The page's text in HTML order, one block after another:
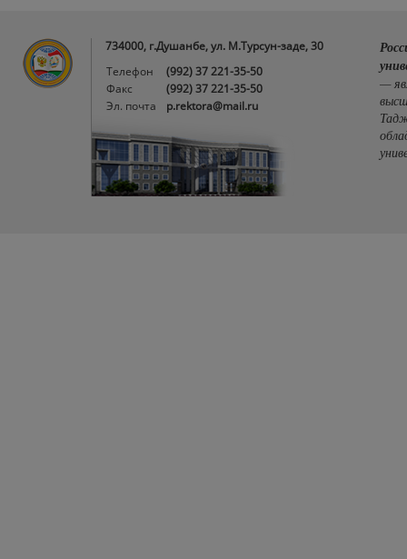
734000, г.Душанбе, ул. М.Турсун-заде, 30
Телефон
(992) 37 221-35-50
Факс
(992) 37 221-35-50
Эл. почта
p.rektora@mail.ru
—